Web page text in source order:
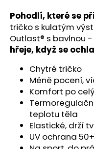
Pohodlí, které se
tričko s kulatým
Outlast® s bavlnou -
hřeje, když se
Chytré tričko
Méně pocení,
Komfort po
teplotu těla
Elastické, drží
UV ochrana 50+
o
r
u
č
KALHOTKY
TENKÉ
DO